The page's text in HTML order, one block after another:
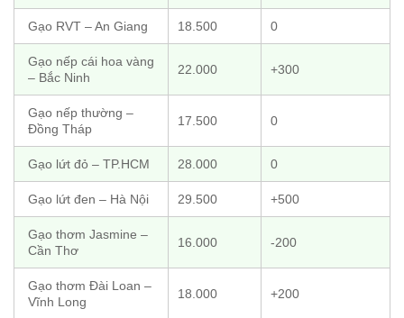
Gạo RVT – An Giang 18.500 0
Gạo nếp cái hoa vàng
– Bắc Ninh
22.000 +300
Gạo nếp thường –
Đồng Tháp
17.500 0
Gạo lứt đỏ – TP.HCM 28.000 0
Gạo lứt đen – Hà Nội 29.500 +500
Gạo thơm Jasmine –
Cần Thơ
16.000 -200
Gạo thơm Đài Loan –
Vĩnh Long
18.000 +200